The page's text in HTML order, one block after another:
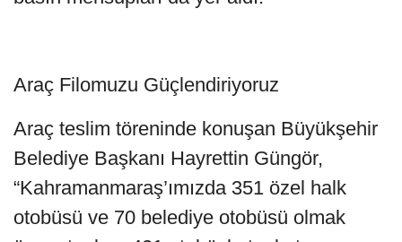
Araç Filomuzu Güçlendiriyoruz
Araç teslim töreninde konuşan Büyükşehir
Belediye Başkanı Hayrettin Güngör,
“Kahramanmaraş’ımızda 351 özel halk
otobüsü ve 70 belediye otobüsü olmak